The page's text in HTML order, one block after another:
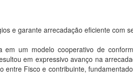
e garante arrecadação eficiente com
um modelo cooperativo de
em expressivo avanço na
entre Fisco e contribuinte,